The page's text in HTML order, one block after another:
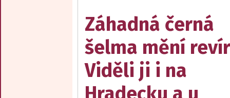
Záhadná černá
šelma mění
Viděli ji i na